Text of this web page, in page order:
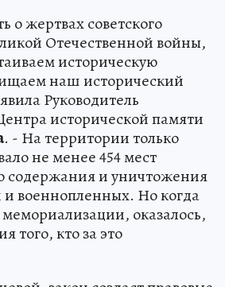
о жертвах советского
Отечественной войны,
историческую
наш исторический
Руководитель
исторической памяти
. - На территории только
не менее 454 мест
содержания и уничтожения
военнопленных. Но когда
оказалось,
того, кто за это